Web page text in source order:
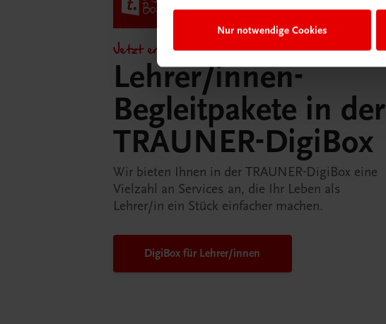
Nur notwendige Cookies
Jetzt entdecken!
Lehrer/innen-
Begleitpakete in der
TRAUNER-DigiBox
Wir bieten Ihnen in der TRAUNER-DigiBox eine
Vielzahl an Services an, die Ihr Leben als
Lehrer/in ein Stück einfacher machen.
DigiBox für Lehrer/innen